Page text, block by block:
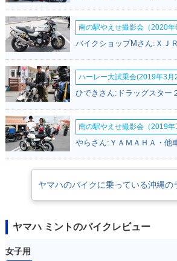
南の駅やえせ撮影会（2020年
バイクショップMさん:ＸＪ
ハーレー大試乗会(2019年3月
ひできさん:ドラッグスター
南の駅やえせ撮影会（2019年
やらさん:ＹＡＭＡＨＡ・他
ヤマハのバイクに乗っている沖縄の
ヤマハ ミントのバイクレビュー
女子用